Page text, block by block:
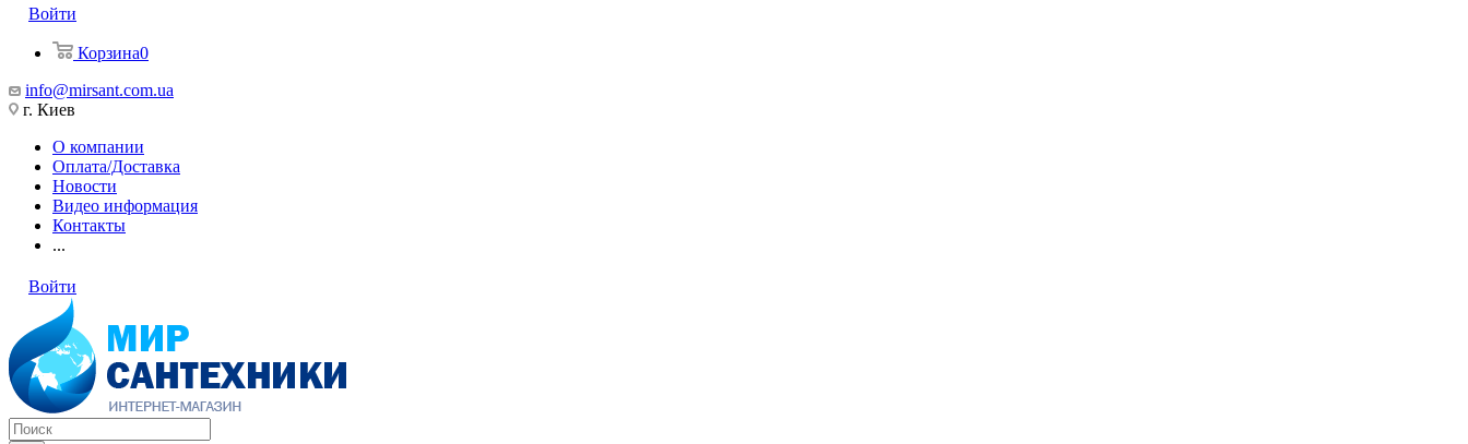
Войти
Корзина0
info@mirsant.com.ua
г. Киев
О компании
Оплата/Доставка
Новости
Видео информация
Контакты
...
Войти